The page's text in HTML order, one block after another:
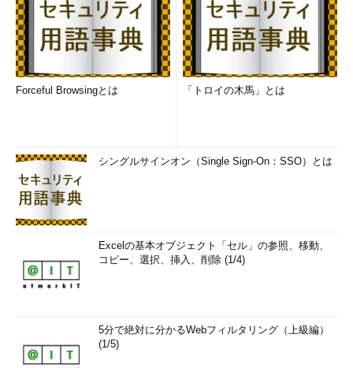
Forceful Browsingとは 「トロイの木馬」とは
シングルサインオン（Single Sign-On：SSO）とは
Excelの基本オブジェクト「セル」の参照、移動、
コピー、選択、挿入、削除 (1/4)
5分で絶対に分かるWebフィルタリング（上級編）
(1/5)